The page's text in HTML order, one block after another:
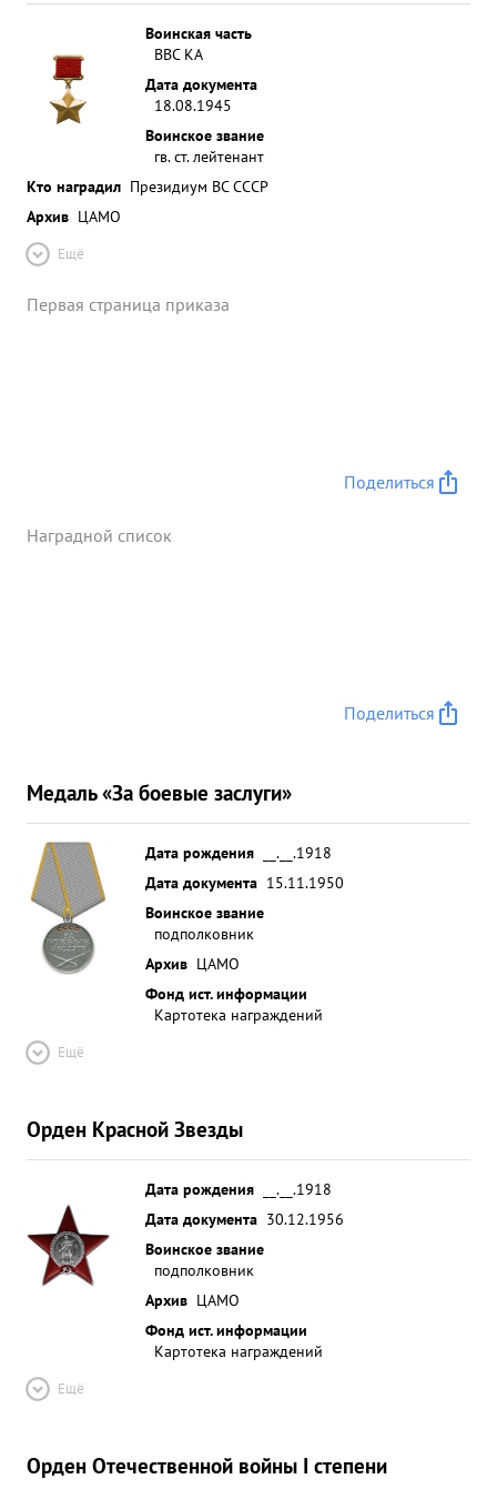
Воинская часть
ВВС КА
Дата документа
18.08.1945
Воинское звание
гв. ст. лейтенант
Кто наградил Президиум ВС СССР
Архив ЦАМО
Ещё
Первая страница приказа
Поделиться
Наградной список
Поделиться
Медаль «За боевые заслуги»
Дата рождения
__.__.1918
Дата документа 15.11.1950
Воинское звание
подполковник
Архив ЦАМО
Фонд ист. информации
Картотека награждений
Ещё
Орден Красной Звезды
Дата рождения
__.__.1918
Дата документа 30.12.1956
Воинское звание
подполковник
Архив ЦАМО
Фонд ист. информации
Картотека награждений
Ещё
Орден Отечественной войны I степени